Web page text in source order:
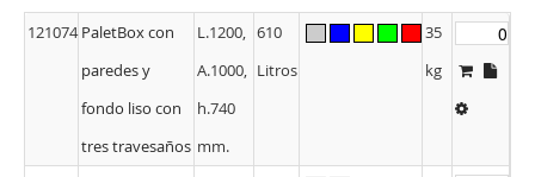
121074 PaletBox con
paredes y
fondo liso con
tres travesaños
L.1200,
A.1000,
h.740
mm.
610
Litros
35
kg